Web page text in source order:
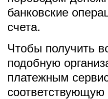
банковские
счета.
Чтобы получить
подобную
платежным